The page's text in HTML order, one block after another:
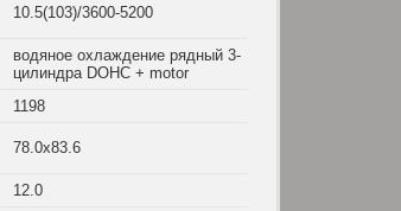
10.5(103)/3600-5200
водяное охлаждение рядный 3-
цилиндра DOHC + motor
1198
78.0x83.6
12.0